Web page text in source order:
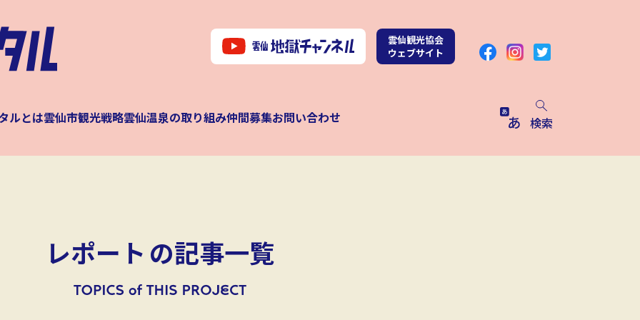
雲仙観光協会
ウェブサイト
ルとは雲仙市観光戦略雲仙温泉の取り組み仲間募集お問い合わせ 検索
レポート の記事一覧